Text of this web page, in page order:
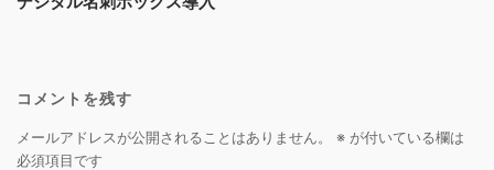
コメントを残す
メールアドレスが公開されることはありません。 ※ が付いている欄は
必須項目です